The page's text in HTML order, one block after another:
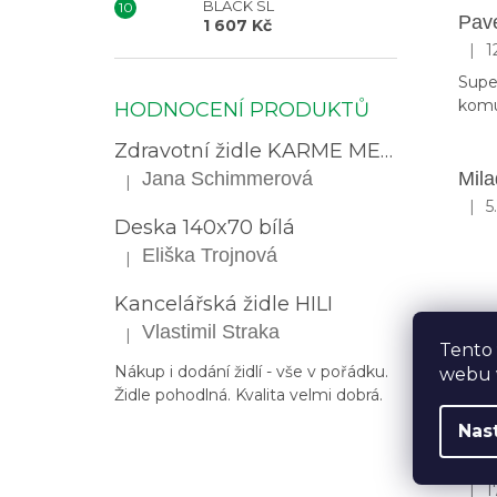
Tento
webu
BLACK SL
1 607 Kč
HODNOCENÍ PRODUKTŮ
Zdravotní židle KARME MESH s opěrkou hlavy
Hodnocení produktu je 5 z 5 hvězdiček.
| Jana Schimmerová
Deska 140x70 bílá
Hodnocení produktu je 5 z 5 hvězdiček.
| Eliška Trojnová
Kancelářská židle HILI
Hodnocení produktu je 5 z 5 hvězdiček.
| Vlastimil Straka
Nákup i dodání židlí - vše v pořádku.
Židle pohodlná. Kvalita velmi dobrá.
|
|
|
|